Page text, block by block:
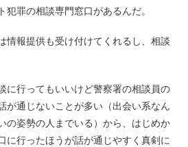
犯罪の相談専門窓口があるんだ。
情報提供も受け付けてくれるし、相談
に行ってもいいけど警察署の相談員の
が通じないことが多い（出会い系なん
の姿勢の人までいる）から、はじめか
に行ったほうが話が通じやすく真剣に